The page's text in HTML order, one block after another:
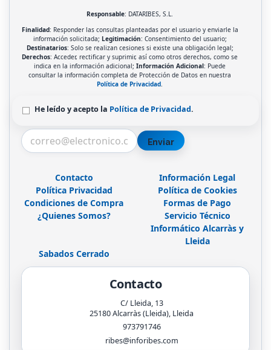
Responsable: DATARIBES, S.L.
Finalidad: Responder las consultas planteadas por el usuario y enviarle la
información solicitada; Legitimación: Consentimiento del usuario;
Destinatarios: Solo se realizan cesiones si existe una obligación legal;
Derechos: Acceder, rectificar y suprimir, así como otros derechos, como se
indica en la información adicional;Información Adicional: Puede
consultar la información completa de Protección de Datos en nuestra
Política de Privacidad
He leído y acepto la Política de Privacidad.
Enviar
Contacto
Información Legal
Política Privacidad
Política de Cookies
Condiciones de Compra
Formas de Pago
¿Quienes Somos?
Servicio Técnico
Informático Alcarràs y
Lleida
Sabados Cerrado
Contacto
C/ Lleida, 13
25180Alcarràs (Lleida), Lleida
973791746
ribes@inforibes.com